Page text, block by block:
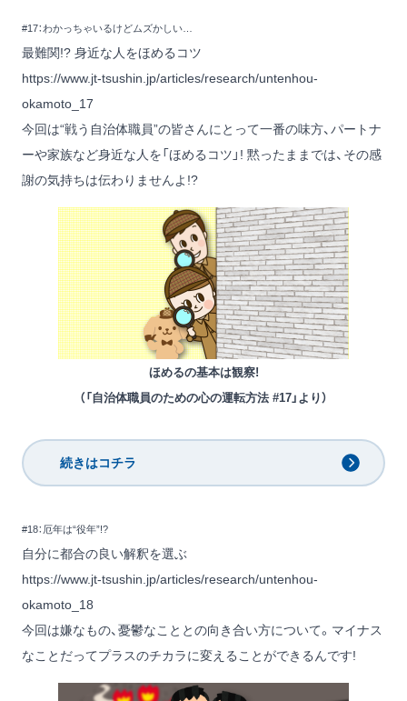
#17：わかっちゃいるけどムズかしい…
最難関!? 身近な人をほめるコツ
https://www.jt-tsushin.jp/articles/research/untenhou-
okamoto_17
今回は“戦う自治体職員”の皆さんにとって一番の味方、パートナ
ーや家族など身近な人を「ほめるコツ」! 黙ったままでは、その感
謝の気持ちは伝わりませんよ!?
ほめるの基本は観察!
（「自治体職員のための心の運転方法 #17」より）
続きはコチラ
#18：厄年は“役年”!?
自分に都合の良い解釈を選ぶ
https://www.jt-tsushin.jp/articles/research/untenhou-
okamoto_18
今回は嫌なもの、憂鬱なこととの向き合い方について。マイナス
なことだってプラスのチカラに変えることができるんです!